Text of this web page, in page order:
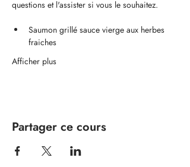
questions et l'assister si vous le souhaitez.
Saumon grillé sauce vierge aux herbes
fraiches
Afficher plus
Partager ce cours